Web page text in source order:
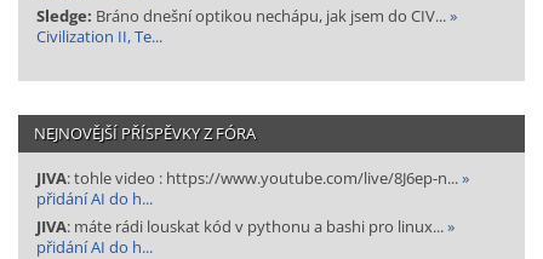
Sledge: Bráno dnešní optikou nechápu, jak jsem do CIV...»
Civilization II, Te...
NEJNOVĚJŠÍ PŘÍSPĚVKY Z FÓRA
JIVA: tohle video : https://www.youtube.com/live/8J6ep-n...»
přidání AI do h...
JIVA: máte rádi louskat kód v pythonu a bashi pro linux...»
přidání AI do h...